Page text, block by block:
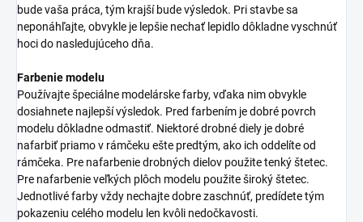
bude vaša práca, tým krajší bude výsledok. Pri stavbe sa
neponáhľajte, obvykle je lepšie nechať lepidlo dôkladne vyschnúť
hoci do nasledujúceho dňa.
Farbenie modelu
Používajte špeciálne modelárske farby, vďaka nim obvykle
dosiahnete najlepší výsledok. Pred farbením je dobré povrch
modelu dôkladne odmastiť. Niektoré drobné diely je dobré
nafarbiť priamo v rámčeku ešte predtým, ako ich oddelíte od
rámčeka. Pre nafarbenie drobných dielov použite tenký štetec.
Pre nafarbenie veľkých plôch modelu použite široký štetec.
Jednotlivé farby vždy nechajte dobre zaschnúť, predídete tým
pokazeniu celého modelu len kvôli nedočkavosti.